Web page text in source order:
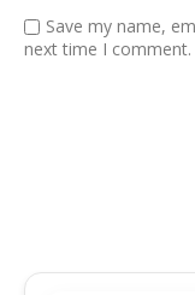
Save my name,
next time I comment.